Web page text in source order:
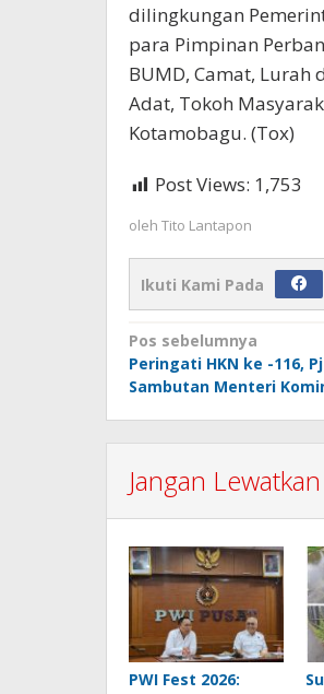
dilingkungan
para Pimpinan
BUMD, Camat, Lurah
Adat, Tokoh
Kotamobagu. (Tox)
Post Views: 1,753
oleh Tito Lantapon
Ikuti Kami Pada
Navigasi
pos
Pos sebelumnya
Peringati HKN ke -116,
Sambutan Menteri
Jangan Lewatkan
PWI Fest 2026: